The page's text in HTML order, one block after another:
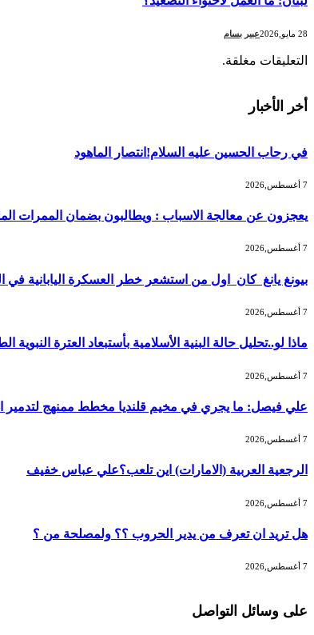
28 مايو,2026 عبير بسام
التعليقات مغلقة.
أخر الأخبار
في رحاب الحسين عليه السلام!انتصار الماهود
7 أغسطس,2026
يعجزون عن معالجة الاسباب : ويطالبون بضمان الممرات
7 أغسطس,2026
بيونغ يانغ كان اول من استشعر خطر العسكرة اليابانية
7 أغسطس,2026
ماذا لو..تحليل حالة البنية الأسلامية بأستبعاد العترة
7 أغسطس,2026
علي فيصل: ما يجري في مخيم قلنديا مخطط ممنهج لتدمير
7 أغسطس,2026
الرجعية العربية (الامارات) اين تلعب؟علي عباس خفيف
7 أغسطس,2026
هل تريد ان تعرف من يدير الحروب ؟؟ ولمصلحة من ؟
7 أغسطس,2026
على وسائل التواصل